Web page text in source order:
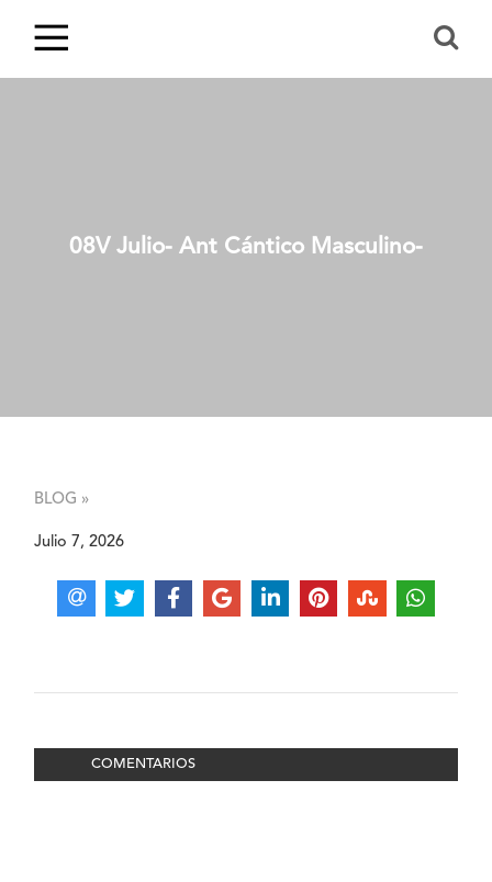
08V Julio- Ant Cántico Masculino-
BLOG »
Julio 7, 2026
COMENTARIOS